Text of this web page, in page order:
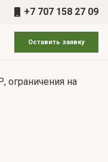
+7 707 158 27 09
Оставить заявку
ограничения на